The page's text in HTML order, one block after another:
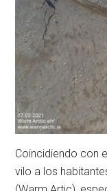
Coincidiendo con
vilo a los